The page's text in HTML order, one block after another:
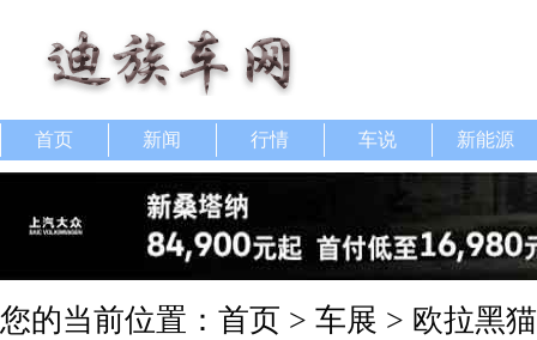
首页 新闻 行情 车说 新能源
您的当前位置： 首页 > 车展 > 欧拉黑